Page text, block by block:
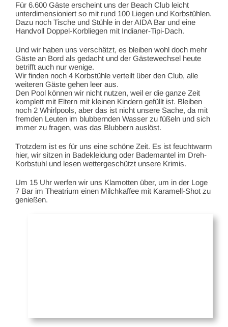
Für 6.600 Gäste erscheint uns der Beach Club leicht
unterdimensioniert so mit rund 100 Liegen und Korbstühlen.
Dazu noch Tische und Stühle in der AIDA Bar und eine
Handvoll Doppel-Korbliegen mit Indianer-Tipi-Dach.
Und wir haben uns verschätzt, es bleiben wohl doch mehr
Gäste an Bord als gedacht und der Gästewechsel heute
betrifft auch nur wenige.
Wir finden noch 4 Korbstühle verteilt über den Club, alle
weiteren Gäste gehen leer aus.
Den Pool können wir nicht nutzen, weil er die ganze Zeit
komplett mit Eltern mit kleinen Kindern gefüllt ist. Bleiben
noch 2 Whirlpools, aber das ist nicht unsere Sache, da mit
fremden Leuten im blubbernden Wasser zu füßeln und sich
immer zu fragen, was das Blubbern auslöst.
Trotzdem ist es für uns eine schöne Zeit. Es ist feuchtwarm
hier, wir sitzen in Badekleidung oder Bademantel im Dreh-
Korbstuhl und lesen wettergeschützt unsere Krimis.
Um 15 Uhr werfen wir uns Klamotten über, um in der Loge
7 Bar im Theatrium einen Milchkaffee mit Karamell-Shot zu
genießen.